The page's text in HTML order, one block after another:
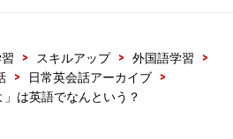
> スキルアップ > 外国語学習
>
> 日常英会話アーカイブ
>
」は英語でなんという？